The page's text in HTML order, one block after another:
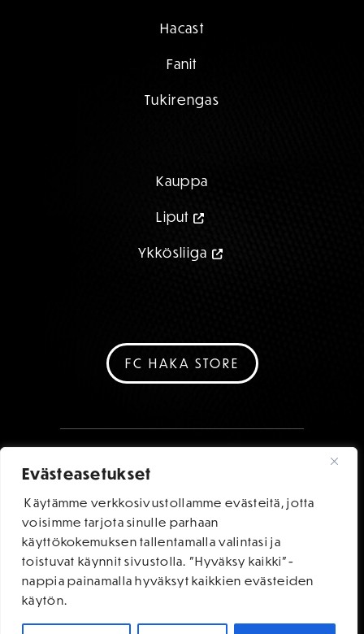
Evästeasetukset
Käytämme verkkosivustollamme evästeitä, jotta
voisimme tarjota sinulle parhaan
käyttökokemuksen tallentamalla valintasi ja
toistuvat käynnit sivustolla. "Hyväksy kaikki"-
nappia painamalla hyväksyt kaikkien evästeiden
käytön.
Hacast
Fanit
Tukirengas
Kauppa
Liput
Ykkösliiga
FC HAKA STORE